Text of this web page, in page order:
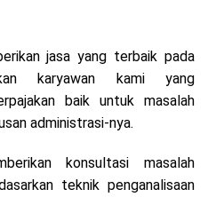
jasa yang terbaik pada
karyawan kami yang
baik untuk masalah
administrasi-nya.
konsultasi masalah
teknik penganalisaan